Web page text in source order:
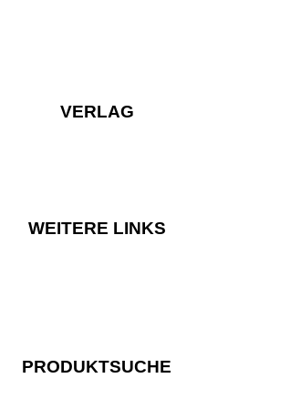
VERLAG
WEITERE LINKS
PRODUKTSUCHE